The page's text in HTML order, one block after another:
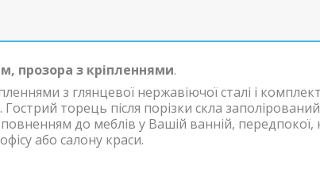
прозора з кріпленнями.
з глянцевої нержавіючої сталі і
торець після порізки скла
до меблів у Вашій ванній, передпокої,
або салону краси.